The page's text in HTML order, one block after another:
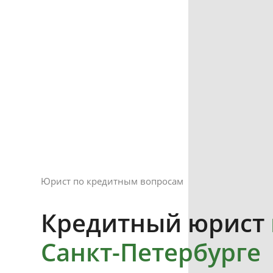
Юрист по кредитным вопросам
Кредитный юрист
Санкт-Петербурге